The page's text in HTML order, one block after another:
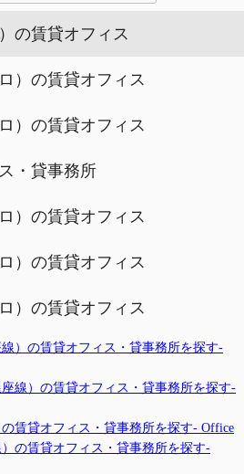
の賃貸オフィス
）の賃貸オフィス
）の賃貸オフィス
・貸事務所
）の賃貸オフィス
）の賃貸オフィス
）の賃貸オフィス
）の賃貸オフィス・貸事務所を探す-
線）の賃貸オフィス・貸事務所を探す-
賃貸オフィス・貸事務所を探す- Office
の賃貸オフィス・貸事務所を探す-